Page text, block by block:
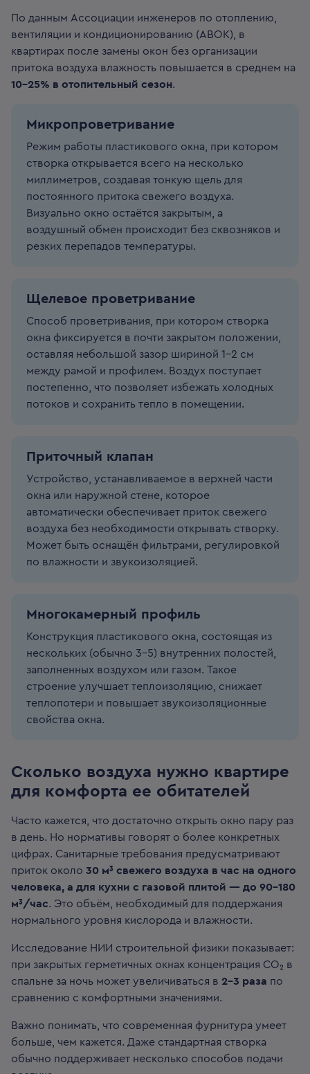
По данным Ассоциации инженеров по отоплению,
вентиляции и кондиционированию (ABOK), в
квартирах после замены окон без организации
притока воздуха влажность повышается в среднем на
10–25% в отопительный сезон.
Микропроветривание
Режим работы пластикового окна, при котором
створка открывается всего на несколько
миллиметров, создавая тонкую щель для
постоянного притока свежего воздуха.
Визуально окно остаётся закрытым, а
воздушный обмен происходит без сквозняков и
резких перепадов температуры.
Щелевое проветривание
Способ проветривания, при котором створка
окна фиксируется в почти закрытом положении,
оставляя небольшой зазор шириной 1–2 см
между рамой и профилем. Воздух поступает
постепенно, что позволяет избежать холодных
потоков и сохранить тепло в помещении.
Приточный клапан
Устройство, устанавливаемое в верхней части
окна или наружной стене, которое
автоматически обеспечивает приток свежего
воздуха без необходимости открывать створку.
Может быть оснащён фильтрами, регулировкой
по влажности и звукоизоляцией.
Многокамерный профиль
Конструкция пластикового окна, состоящая из
нескольких (обычно 3–5) внутренних полостей,
заполненных воздухом или газом. Такое
строение улучшает теплоизоляцию, снижает
теплопотери и повышает звукоизоляционные
свойства окна.
Сколько воздуха нужно квартире
для комфорта ее обитателей
Часто кажется, что достаточно открыть окно пару раз
в день. Но нормативы говорят о более конкретных
цифрах. Санитарные требования предусматривают
приток около 30 м³ свежего воздуха в час на одного
человека, а для кухни с газовой плитой — до 90–180
м³/час. Это объём, необходимый для поддержания
нормального уровня кислорода и влажности.
Исследование НИИ строительной физики показывает:
при закрытых герметичных окнах концентрация CO₂ в
спальне за ночь может увеличиваться в 2–3 раза по
сравнению с комфортными значениями.
Важно понимать, что современная фурнитура умеет
больше, чем кажется. Даже стандартная створка
обычно поддерживает несколько способов подачи